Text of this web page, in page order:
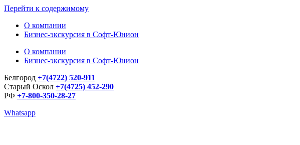
Перейти к содержимому
О компании
Бизнес-экскурсия в Софт-Юнион
О компании
Бизнес-экскурсия в Софт-Юнион
Белгород +7(4722) 520-911
Старый Оскол +7(4725) 452-290
РФ +7-800-350-28-27
Whatsapp